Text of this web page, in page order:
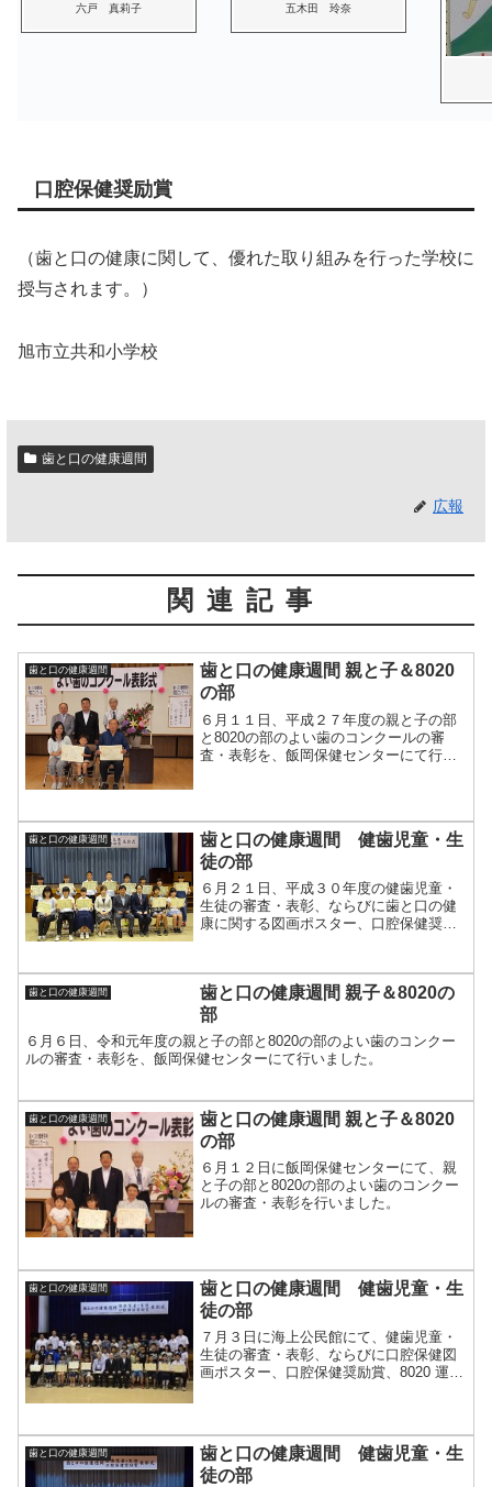
六戸 真莉子 五木田 玲奈
口腔保健奨励賞
（歯と口の健康に関して、優れた取り組みを行った学校に
授与されます。）
旭市立共和小学校
歯と口の健康週間
広報
関連記事
歯と口の健康週間
歯と口の健康週間 親と子＆8020
の部
６月１１日、平成２７年度の親と子の部
と8020の部のよい歯のコンクールの審
査・表彰を、飯岡保健センターにて行い
歯と口の健康週間
歯と口の健康週間 健歯児童・生
徒の部
６月２１日、平成３０年度の健歯児童・
生徒の審査・表彰、ならびに歯と口の健
康に関する図画ポスター、口腔保健奨励
歯と口の健康週間
歯と口の健康週間 親子＆8020の
部
６月６日、令和元年度の親と子の部と8020の部のよい歯のコンクー
ルの審査・表彰を、飯岡保健センターにて行いました。
歯と口の健康週間
歯と口の健康週間 親と子＆8020
の部
６月１２日に飯岡保健センターにて、親
と子の部と8020の部のよい歯のコンクー
ルの審査・表彰を行いました。
歯と口の健康週間
歯と口の健康週間 健歯児童・生
徒の部
７月３日に海上公民館にて、健歯児童・
生徒の審査・表彰、ならびに口腔保健図
画ポスター、口腔保健奨励賞、8020 運動
歯と口の健康週間
歯と口の健康週間 健歯児童・生
徒の部